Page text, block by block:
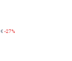
€ -27%